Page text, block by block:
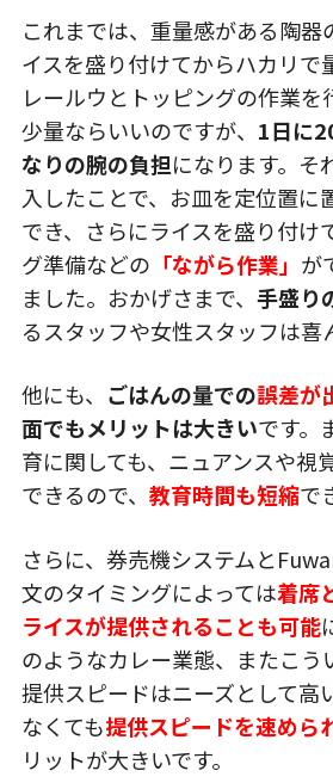
これまでは、重量感がある陶器
イスを盛り付けてからハカリで
レールウとトッピングの作業を
少量ならいいのですが、 1日に
なりの腕の負担になります。そ
入したことで、お皿を定位置に
でき、さらにライスを盛り付け
グ準備などの 「ながら作業」 が
ました。おかげさまで、 手盛り
るスタッフや女性スタッフは喜
他にも、 ごはんの量での誤差が
面でもメリットは大きいです。
育に関しても、ニュアンスや視
できるので、 教育時間も短縮で
さらに、券売機システムと
文のタイミングによっては着席
ライスが提供されることも可能
のようなカレー業態、またこう
提供スピードはニーズとして高
なくても提供スピードを速めら
リットが大きいです。